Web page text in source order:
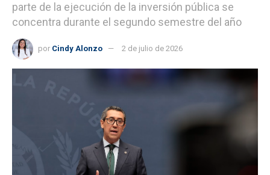
parte de la ejecución de la inversión pública se
concentra durante el segundo semestre del año
por Cindy Alonzo 2 de julio de 2026